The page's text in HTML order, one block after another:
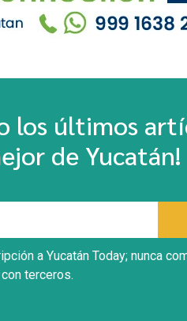
los últimos
de Yucatán!
a Yucatán Today; nunca
terceros.